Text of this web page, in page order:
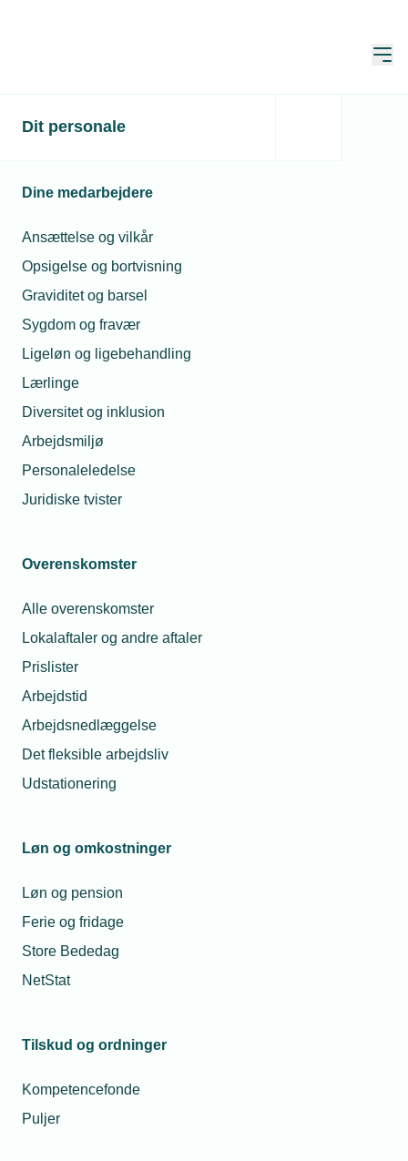
Dit personale
Dine medarbejdere
Ansættelse og vilkår
Opsigelse og bortvisning
Graviditet og barsel
Sygdom og fravær
Ligeløn og ligebehandling
Lærlinge
Diversitet og inklusion
Arbejdsmiljø
Personaleledelse
Juridiske tvister
Overenskomster
Alle overenskomster
Lokalaftaler og andre aftaler
Prislister
Arbejdstid
Arbejdsnedlæggelse
Det fleksible arbejdsliv
Udstationering
Løn og omkostninger
Løn og pension
Ferie og fridage
Store Bededag
NetStat
Tilskud og ordninger
Kompetencefonde
Puljer
VVS-tjek af andelsbolig
VVS-tjek af andelsbolig med fælles
Downloads
Hent skabelon
Kontakt
Teknisk konsulent - VVS
Tlf. 77 42 42 44
E-mail:
btc@tekniq.dk